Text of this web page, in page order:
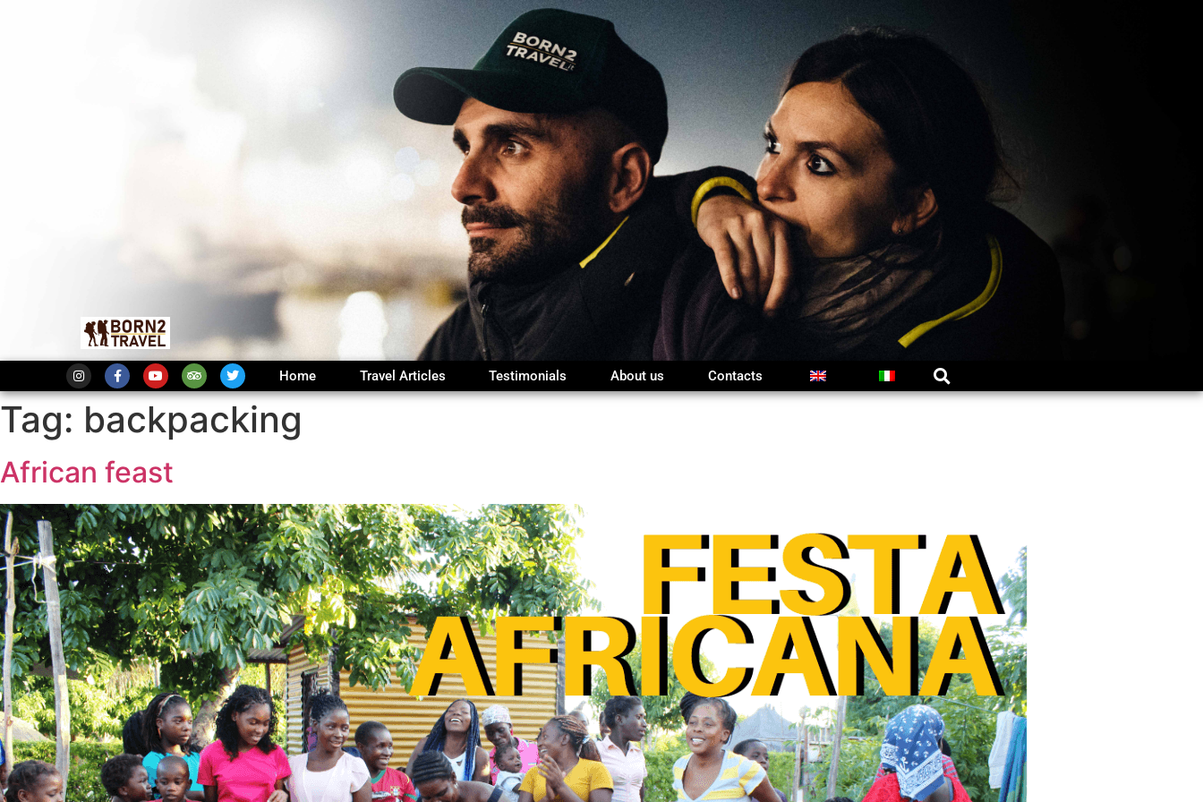
Home Travel Articles Testimonials About us Contacts
Tag: backpacking
African feast